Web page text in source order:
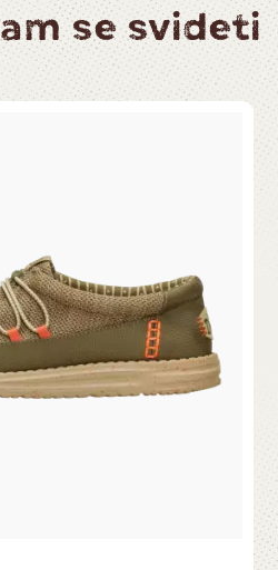
se svideti